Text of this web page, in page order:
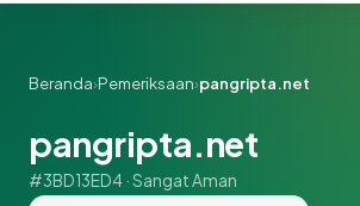
Beranda›Pemeriksaan›pangripta.net
pangripta.net
#3BD13ED4 · Sangat Aman